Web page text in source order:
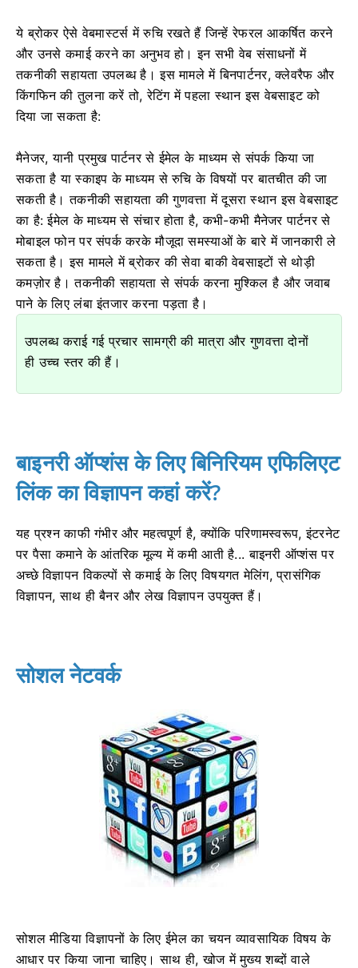
ये ब्रोकर ऐसे वेबमास्टर्स में रुचि रखते हैं जिन्हें रेफरल आकर्षित करने
और उनसे कमाई करने का अनुभव हो। इन सभी वेब संसाधनों में
तकनीकी सहायता उपलब्ध है। इस मामले में बिनपार्टनर, क्लेवरैफ और
किंगफिन की तुलना करें तो, रेटिंग में पहला स्थान इस वेबसाइट को
दिया जा सकता है:
मैनेजर, यानी प्रमुख पार्टनर से ईमेल के माध्यम से संपर्क किया जा
सकता है या स्काइप के माध्यम से रुचि के विषयों पर बातचीत की जा
सकती है। तकनीकी सहायता की गुणवत्ता में दूसरा स्थान इस वेबसाइट
का है: ईमेल के माध्यम से संचार होता है, कभी-कभी मैनेजर पार्टनर से
मोबाइल फोन पर संपर्क करके मौजूदा समस्याओं के बारे में जानकारी ले
सकता है। इस मामले में ब्रोकर की सेवा बाकी वेबसाइटों से थोड़ी
कमज़ोर है। तकनीकी सहायता से संपर्क करना मुश्किल है और जवाब
पाने के लिए लंबा इंतजार करना पड़ता है।
उपलब्ध कराई गई प्रचार सामग्री की मात्रा और गुणवत्ता दोनों
ही उच्च स्तर की हैं।
बाइनरी ऑप्शंस के लिए बिनिरियम एफिलिएट
लिंक का विज्ञापन कहां करें?
यह प्रश्न काफी गंभीर और महत्वपूर्ण है, क्योंकि परिणामस्वरूप, इंटरनेट
पर पैसा कमाने के आंतरिक मूल्य में कमी आती है... बाइनरी ऑप्शंस पर
अच्छे विज्ञापन विकल्पों से कमाई के लिए विषयगत मेलिंग, प्रासंगिक
विज्ञापन, साथ ही बैनर और लेख विज्ञापन उपयुक्त हैं।
सोशल नेटवर्क
सोशल मीडिया विज्ञापनों के लिए ईमेल का चयन व्यावसायिक विषय के
आधार पर किया जाना चाहिए। साथ ही, खोज में मुख्य शब्दों वाले